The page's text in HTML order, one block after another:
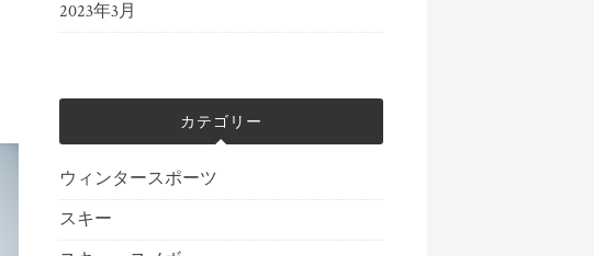
2023年3月
カテゴリー
ウィンタースポーツ
スキー